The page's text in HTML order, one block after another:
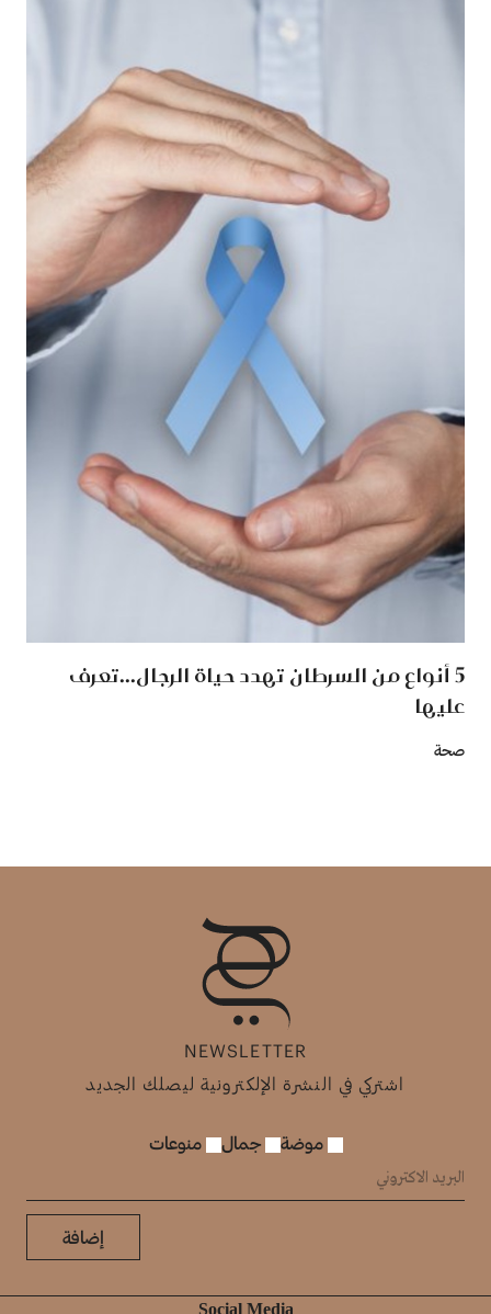
5 أنواع من السرطان تهدد حياة الرجال...تعرف
عليها
صحة
NEWSLETTER
اشتركي في النشرة الإلكترونية ليصلك الجديد
موضة جمال منوعات
إضافة